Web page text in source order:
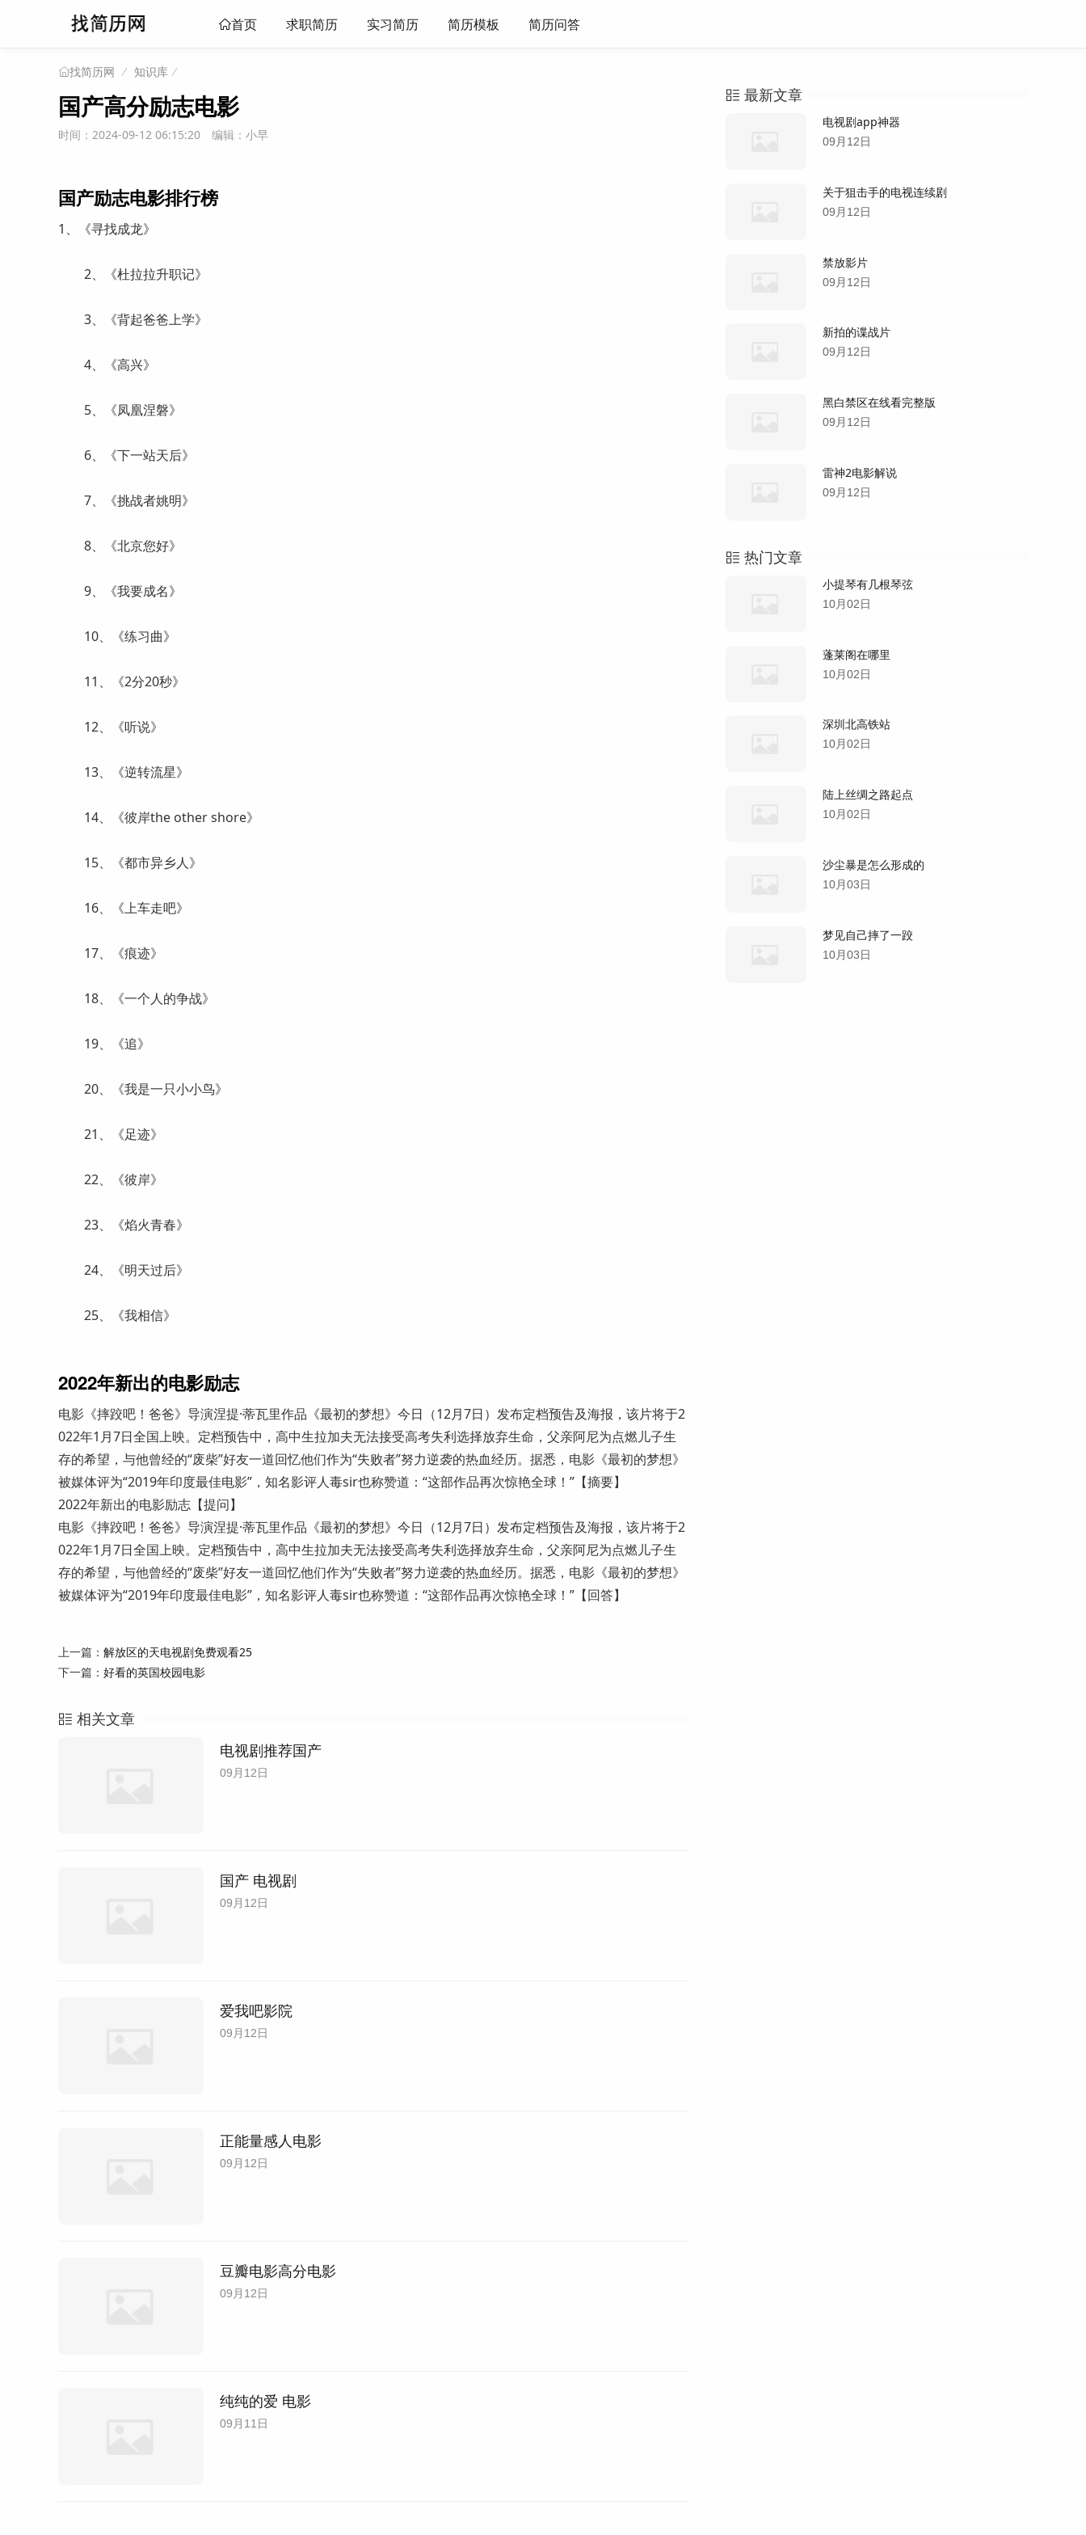
首页 求职简历 实习简历 简历模板 简历问答
找简历网 知识库
国产高分励志电影
时间：2024-09-12 06:15:20 编辑：小早
国产励志电影排行榜
1、《寻找成龙》
2、《杜拉拉升职记》
3、《背起爸爸上学》
4、《高兴》
5、《凤凰涅磐》
6、《下一站天后》
7、《挑战者姚明》
8、《北京您好》
9、《我要成名》
10、《练习曲》
11、《2分20秒》
12、《听说》
13、《逆转流星》
14、《彼岸the other shore》
15、《都市异乡人》
16、《上车走吧》
17、《痕迹》
18、《一个人的争战》
19、《追》
20、《我是一只小小鸟》
21、《足迹》
22、《彼岸》
23、《焰火青春》
24、《明天过后》
25、《我相信》
2022年新出的电影励志
电影《摔跤吧！爸爸》导演涅提·蒂瓦里作品《最初的梦想》今日（12月7日）发布定档预告及海报，该片将于2
022年1月7日全国上映。定档预告中，高中生拉加夫无法接受高考失利选择放弃生命，父亲阿尼为点燃儿子生
存的希望，与他曾经的“废柴”好友一道回忆他们作为“失败者”努力逆袭的热血经历。据悉，电影《最初的梦想》
被媒体评为“2019年印度最佳电影”，知名影评人毒sir也称赞道：“这部作品再次惊艳全球！”【摘要】
2022年新出的电影励志【提问】
电影《摔跤吧！爸爸》导演涅提·蒂瓦里作品《最初的梦想》今日（12月7日）发布定档预告及海报，该片将于2
022年1月7日全国上映。定档预告中，高中生拉加夫无法接受高考失利选择放弃生命，父亲阿尼为点燃儿子生
存的希望，与他曾经的“废柴”好友一道回忆他们作为“失败者”努力逆袭的热血经历。据悉，电影《最初的梦想》
被媒体评为“2019年印度最佳电影”，知名影评人毒sir也称赞道：“这部作品再次惊艳全球！”【回答】
上一篇： 解放区的天电视剧免费观看25
下一篇： 好看的英国校园电影
相关文章
电视剧推荐国产
09月12日
国产 电视剧
09月12日
爱我吧影院
09月12日
正能量感人电影
09月12日
豆瓣电影高分电影
09月12日
纯纯的爱 电影
09月11日
最新文章
电视剧app神器
09月12日
关于狙击手的电视连续剧
09月12日
禁放影片
09月12日
新拍的谍战片
09月12日
黑白禁区在线看完整版
09月12日
雷神2电影解说
09月12日
热门文章
小提琴有几根琴弦
10月02日
蓬莱阁在哪里
10月02日
深圳北高铁站
10月02日
陆上丝绸之路起点
10月02日
沙尘暴是怎么形成的
10月03日
梦见自己摔了一跤
10月03日